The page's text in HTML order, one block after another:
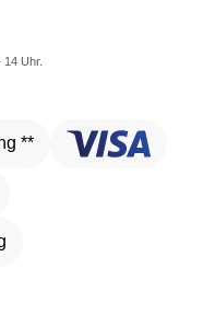
Unterbrustbands
Uhr.
**